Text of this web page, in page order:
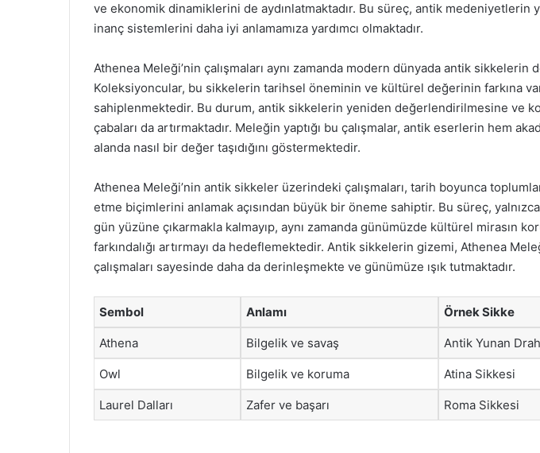
ve ekonomik dinamiklerini de aydınlatmaktadır. Bu süreç, antik medeniyetlerin
inanç sistemlerini daha iyi anlamamıza yardımcı olmaktadır.
Athenea Meleği’nin çalışmaları aynı zamanda modern dünyada antik sikkelerin
Koleksiyoncular, bu sikkelerin tarihsel öneminin ve kültürel değerinin farkına
sahiplenmektedir. Bu durum, antik sikkelerin yeniden değerlendirilmesine ve
çabaları da artırmaktadır. Meleğin yaptığı bu çalışmalar, antik eserlerin hem
alanda nasıl bir değer taşıdığını göstermektedir.
Athenea Meleği’nin antik sikkeler üzerindeki çalışmaları, tarih boyunca
etme biçimlerini anlamak açısından büyük bir öneme sahiptir. Bu süreç,
gün yüzüne çıkarmakla kalmayıp, aynı zamanda günümüzde kültürel mirasın
farkındalığı artırmayı da hedeflemektedir. Antik sikkelerin gizemi, Athenea
çalışmaları sayesinde daha da derinleşmekte ve günümüze ışık tutmaktadır.
Sembol Anlamı Örnek Sikke
Athena Bilgelik ve savaş Antik Yunan
Owl Bilgelik ve koruma Atina Sikkesi
Laurel Dalları Zafer ve başarı Roma Sikkesi